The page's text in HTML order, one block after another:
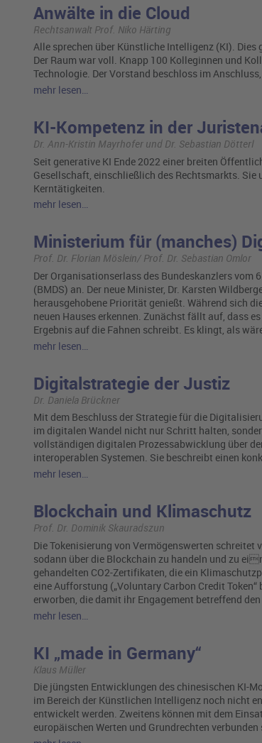
Anwälte in die Cloud
Rechtsanwalt Prof. Niko Härting
Alle sprechen über Künstliche Intelligenz (KI).
Der Raum war voll. Knapp 100 Kolleginnen und
Technologie. Der Vorstand beschloss im
mehr lesen…
KI-Kompetenz in der
Dr. Ann-Kristin Mayrhofer und Dr. Sebastian Dötterl
Seit generative KI Ende 2022 einer breiten
Gesellschaft, einschließlich des Rechtsmarkts.
Kerntätigkeiten.
mehr lesen…
Ministerium für (manches)
Prof. Dr. Florian Möslein/ Prof. Dr. Sebastian Omlor
Der Organisationserlass des Bundeskanzlers
(BMDS) an. Der neue Minister, Dr. Karsten
herausgehobene Priorität genießt. Während sich
neuen Hauses erkennen. Zunächst fällt auf, dass
Ergebnis auf die Fahnen schreibt. Es klingt, als
mehr lesen…
Digitalstrategie der Justiz
Dr. Daniela Brückner
Mit dem Beschluss der Strategie für die
im digitalen Wandel nicht nur Schritt halten,
vollständigen digitalen Prozessabwicklung über
interoperablen Systemen. Sie beschreibt einen
mehr lesen…
Blockchain und Klimaschutz
Prof. Dr. Dominik Skauradszun
Die Tokenisierung von Vermögenswerten
sodann über die Blockchain zu handeln und zu
gehandelten CO2-Zertifikaten, die ein
eine Aufforstung („Voluntary Carbon Credit Token“
erworben, die damit ihr Engagement betreffend
mehr lesen…
KI „made in Germany“
Klaus Müller
Die jüngsten Entwicklungen des chinesischen KI-
im Bereich der Künstlichen Intelligenz noch nicht
entwickelt werden. Zweitens können mit dem
europäischen Werten und Grundrechten verbunden